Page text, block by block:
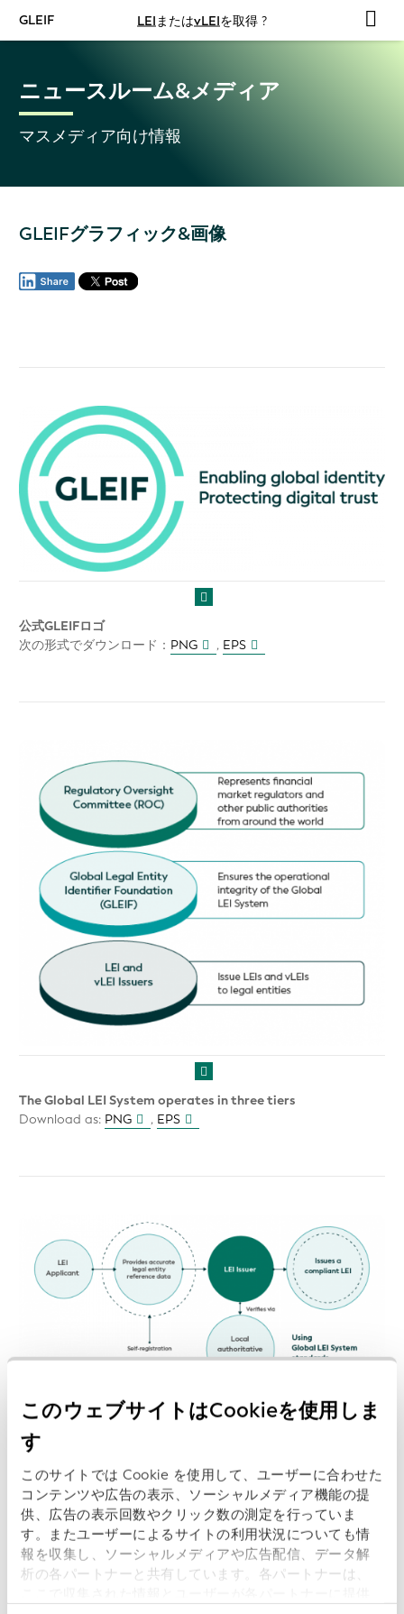
このウェブサイトはCookieを使用しま
す
このサイトでは Cookie を使用して、ユーザーに合わせた
コンテンツや広告の表示、ソーシャルメディア機能の提
供、広告の表示回数やクリック数の測定を行っていま
す。またユーザーによるサイトの利用状況についても情
報を収集し、ソーシャルメディアや広告配信、データ解
析の各パートナーと共有しています。各パートナーは、
GLEIF LEIまたはvLEIを取得 ?
ニュースルーム&メディア
マスメディア向け情報
GLEIFグラフィック&画像
公式GLEIFロゴ
次の形式でダウンロード： PNG , EPS
The Global LEI System operates in three tiers
Download as: PNG , EPS
Ensuring high data quality in the Global LEI System